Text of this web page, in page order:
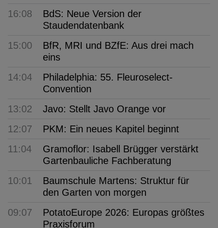
16:08
BdS: Neue Version der
Staudendatenbank
15:00
BfR, MRI und BZfE: Aus drei mach
eins
14:04
Philadelphia: 55. Fleuroselect-
Convention
13:02
Javo: Stellt Javo Orange vor
12:07
PKM: Ein neues Kapitel beginnt
11:04
Gramoflor: Isabell Brügger verstärkt
Gartenbauliche Fachberatung
10:01
Baumschule Martens: Struktur für
den Garten von morgen
09:07
PotatoEurope 2026: Europas größtes
Praxisforum